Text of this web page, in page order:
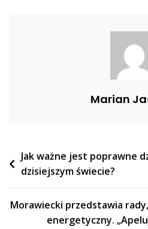
Marian
Nawigacja
wpisu
Jak ważne jest poprawne
dzisiejszym świecie?
Morawiecki przedstawia
energetyczny.